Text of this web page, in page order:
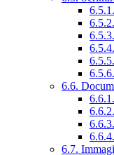
6.6.
6.7.